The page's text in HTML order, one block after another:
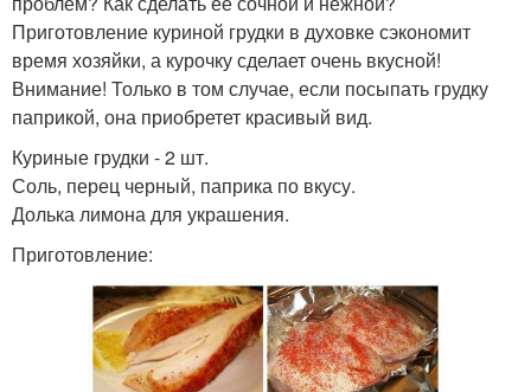
Приготовление куриной грудки в духовке сэкономит
время хозяйки, а курочку сделает очень вкусной!
Внимание! Только в том случае, если посыпать грудку
паприкой, она приобретет красивый вид.
Куриные грудки - 2 шт.
Соль, перец черный, паприка по вкусу.
Долька лимона для украшения.
Приготовление: